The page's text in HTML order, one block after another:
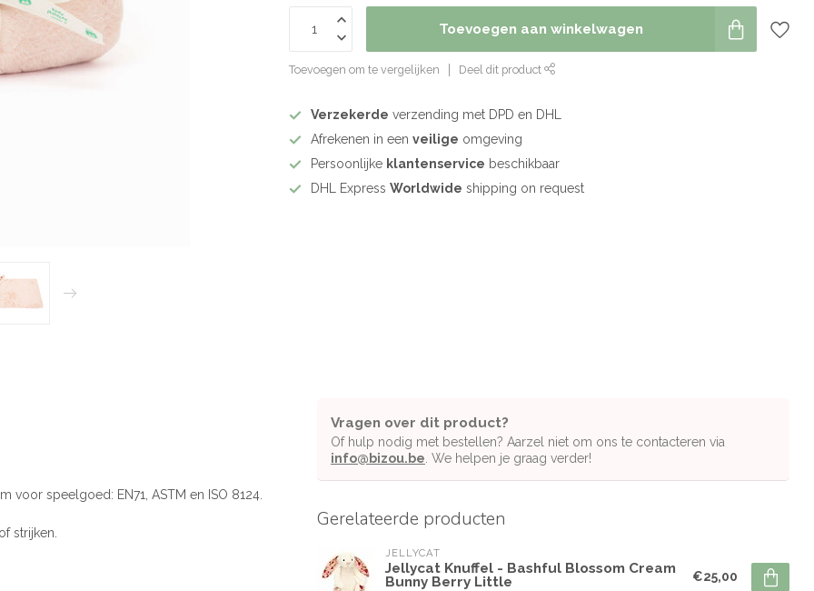
Toevoegen aan winkelwagen
Toevoegen om te vergelijken Deel dit product
Verzekerde verzending met DPD en DHL
Afrekenen in eenveilige omgeving
Persoonlijke klantenservice beschikbaar
DHL ExpressWorldwide shipping on request
speelgoed: EN71, ASTM en ISO 8124.
strijken.
Vragen over dit product?
Of hulp nodig met bestellen? Aarzel niet om ons te contacteren via
info@bizou.be . We helpen je graag verder!
Gerelateerde producten
JELLYCAT
Jellycat Knuffel - Bashful Blossom Cream
Bunny Berry Little
€25,00